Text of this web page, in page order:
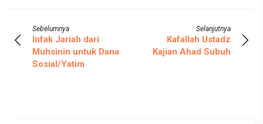
Sebelumnya
Infak Jariah dari
Muhsinin untuk Dana
Sosial/Yatim
Selanjutnya
Kafallah Ustadz
Kajian Ahad Subuh